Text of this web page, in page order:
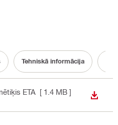
Tehniskā informācija
ETA [ 1.4 MB ]